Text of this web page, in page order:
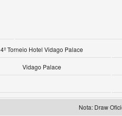
4º Torneio Hotel Vidago Palace
Vidago Palace
Nota: Draw